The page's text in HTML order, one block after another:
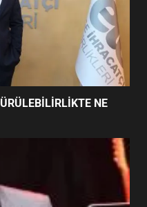
SÜRE
DEĞİŞTİ?
NEYİ
NASIL
NE